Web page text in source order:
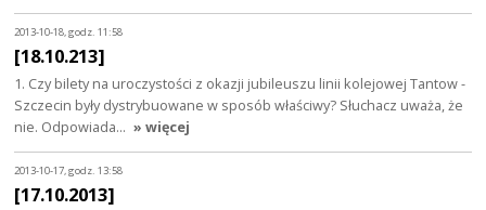
2013-10-18, godz. 11:58
[18.10.213]
1. Czy bilety na uroczystości z okazji jubileuszu linii kolejowej Tantow -
Szczecin były dystrybuowane w sposób właściwy? Słuchacz uważa, że
nie. Odpowiada… » więcej
2013-10-17, godz. 13:58
[17.10.2013]